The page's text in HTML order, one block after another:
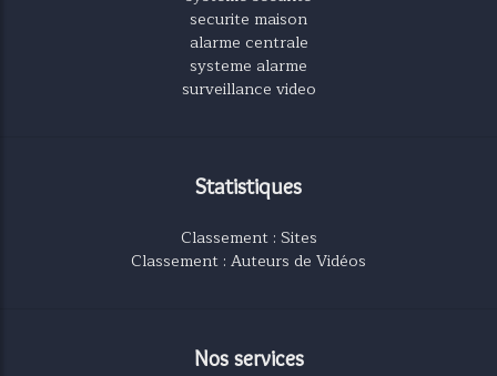
securite maison
alarme centrale
systeme alarme
surveillance video
Statistiques
Classement : Sites
Classement : Auteurs de Vidéos
Nos services